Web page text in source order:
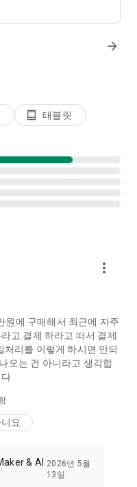
운 글꼴에 싫증이 나십니
합니다.
영상 크기를 줄일 수 있습
을 mp3 파일로 변환하세
보고 싶으시다면:
arrow_forward
tablet_android 태블릿
more_vert
원에 구매해서 최근에 자주
고 결제 하라고 떠서 결제
리를 이렇게 하시면 안되
오는 건 아니라고 생각합
요
& AI
2026년 5월
13일